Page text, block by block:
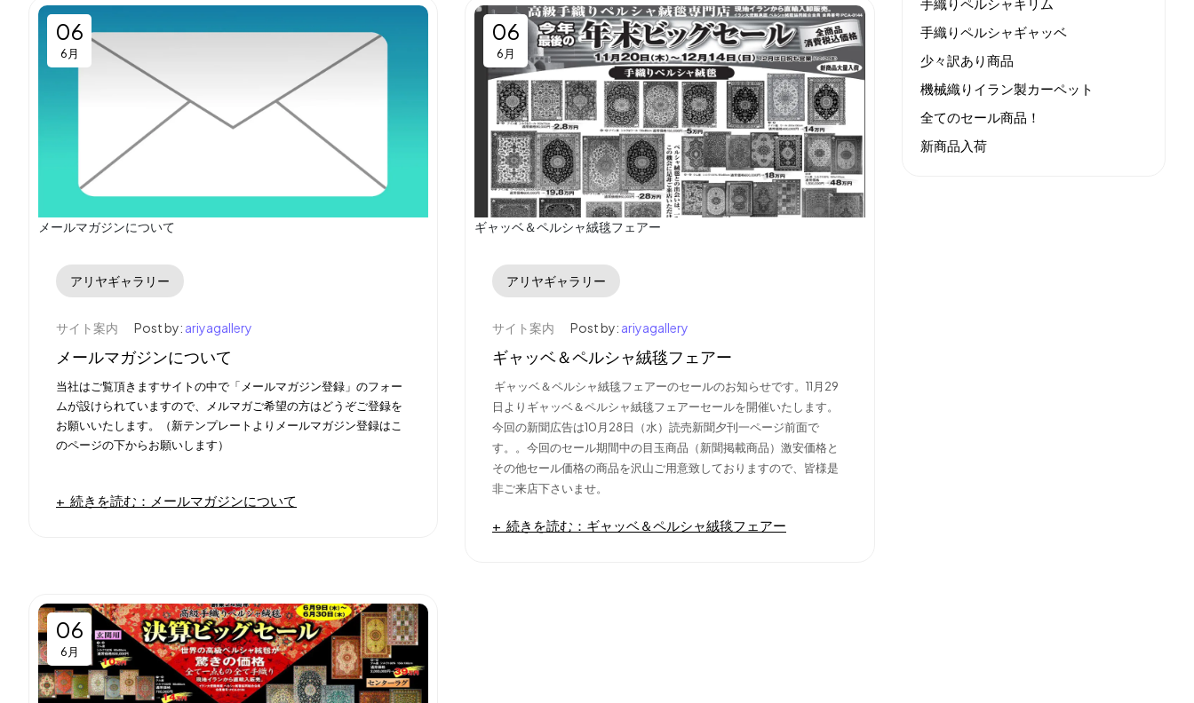
メールマガジンについて
06
6月
アリヤギャラリー
サイト案内 Post by: ariyagallery
メールマガジンについて
当社はご覧頂きますサイトの中で「メールマガジン登録」のフォー
ムが設けられていますので、メルマガご希望の方はどうぞご登録を
お願いいたします。（新テンプレートよりメールマガジン登録はこ
のページの下からお願いします）
続きを読む：メールマガジンについて
ギャッベ＆ペルシャ絨毯フェアー
06
6月
アリヤギャラリー
サイト案内 Post by: ariyagallery
ギャッベ＆ペルシャ絨毯フェアー
ギャッベ＆ペルシャ絨毯フェアーのセールのお知らせです。11月29
日よりギャッベ＆ペルシャ絨毯フェアーセールを開催いたします。
今回の新聞広告は10月28日（水）読売新聞夕刊一ページ前面で
す。。今回のセール期間中の目玉商品（新聞掲載商品）激安価格と
その他セール価格の商品を沢山ご用意致しておりますので、皆様是
非ご来店下さいませ。
続きを読む：ギャッベ＆ペルシャ絨毯フェアー
06
6月
手織りペルシャギャッベ
少々訳あり商品
機械織りイラン製カーペット
全てのセール商品！
新商品入荷